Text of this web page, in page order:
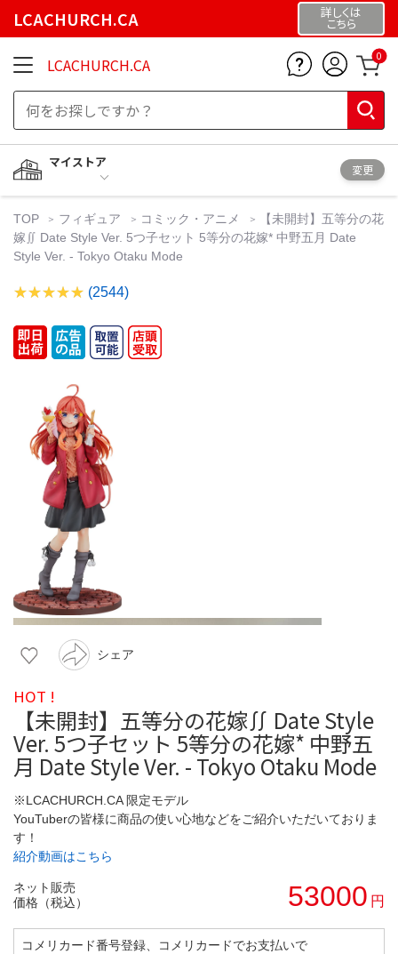
LCACHURCH.CA 詳しくは
こちら
LCACHURCH.CA 0
マイストア
変更
TOP フィギュア コミック・アニメ
【未開封】五等分の花
嫁∬ Date Style Ver. 5つ子セット 5等分の花嫁* 中野五月 Date
Style Ver. - Tokyo Otaku Mode
(2544)
シェア
HOT !
【未開封】五等分の花嫁∬ Date Style
Ver. 5つ子セット 5等分の花嫁* 中野五
月 Date Style Ver. - Tokyo Otaku Mode
※LCACHURCH.CA 限定モデル
YouTuberの皆様に商品の使い心地などをご紹介いただいておりま
す！
紹介動画はこちら
ネット販売
価格（税込）
53000 円
コメリカード番号登録、コメリカードでお支払いで